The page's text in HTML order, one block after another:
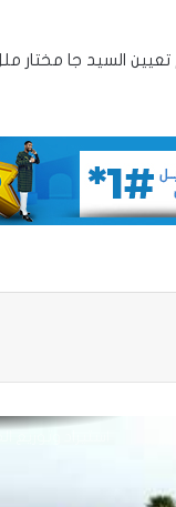
السيد جا مختار ملل
الخبز على عموم
تساقطات
الدرك ينجح